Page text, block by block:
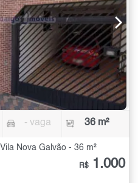
- vaga 36 m²
Nova Galvão - 36 m²
R$ 1.000